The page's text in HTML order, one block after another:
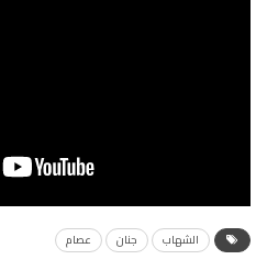
الشهاب جنان عصام